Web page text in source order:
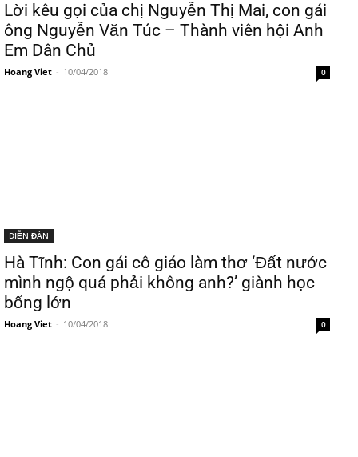
Lời kêu gọi của chị Nguyễn Thị Mai, con gái
ông Nguyễn Văn Túc – Thành viên hội Anh
Em Dân Chủ
Hoang Viet - 10/04/2018 0
DIỄN ĐÀN
Hà Tĩnh: Con gái cô giáo làm thơ ‘Đất nước
mình ngộ quá phải không anh?’ giành học
bổng lớn
Hoang Viet - 10/04/2018 0